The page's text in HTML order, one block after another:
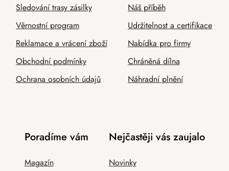
Sledování trasy zásilky
Věrnostní program
Reklamace a vrácení zboží
Obchodní podmínky
Ochrana osobních údajů
Náš příběh
Udržitelnost a certifikace
Nabídka pro firmy
Chráněná dílna
Náhradní plnění
Poradíme vám
Magazín
Nejčastěji vás zaujalo
Novinky